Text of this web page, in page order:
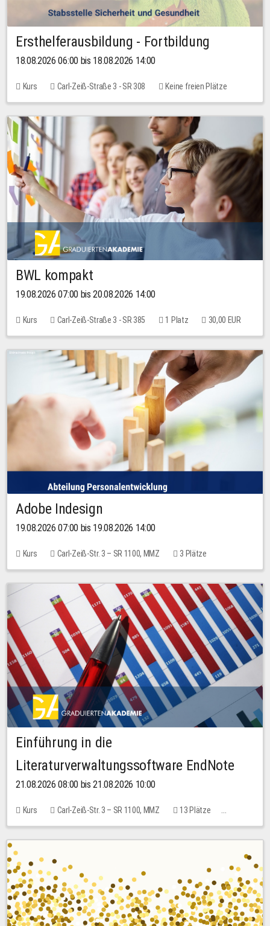
Ersthelferausbildung - Fortbildung
18.08.2026 06:00 bis 18.08.2026 14:00
Kurs Carl-Zeiß-Straße 3 - SR 308 Keine freien Plätze
BWL kompakt
19.08.2026 07:00 bis 20.08.2026 14:00
Kurs Carl-Zeiß-Straße 3 - SR 385 1 Platz 30,00 EUR
Adobe Indesign
19.08.2026 07:00 bis 19.08.2026 14:00
Kurs Carl-Zeiß-Str. 3 – SR 1100, MMZ 3 Plätze
Einführung in die
Literaturverwaltungssoftware EndNote
21.08.2026 08:00 bis 21.08.2026 10:00
Kurs Carl-Zeiß-Str. 3 – SR 1100, MMZ
13 Plätze
10,00 EUR